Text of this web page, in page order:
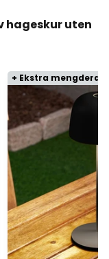
hageskur uten
+ Ekstra